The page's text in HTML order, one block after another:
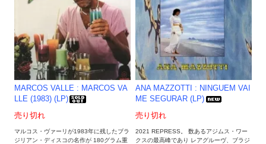
MARCOS VALLE : MARCOS VA
LLE (1983) (LP)
売り切れ
マルコス・ヴァーリが1983年に残したブラ
ジリアン・ディスコの名作が 180グラム重
ANA MAZZOTTI : NINGUEM VAI
ME SEGURAR (LP)
売り切れ
2021 REPRESS。 数あるアジムス・ワー
クスの最高峰であり レアグルーヴ、ブラジ